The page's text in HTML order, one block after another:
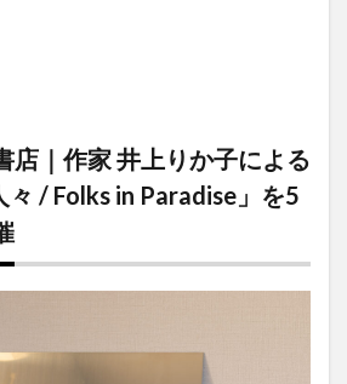
店｜作家 井上りか子による
/ Folks in Paradise」を5